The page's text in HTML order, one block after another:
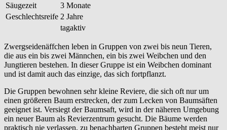
Säugezeit
3 Monate
Geschlechtsreife 2 Jahre
tagaktiv
Zwergseidenäffchen leben in Gruppen von zwei bis neun Tieren,
die aus ein bis zwei Männchen, ein bis zwei Weibchen und den
Jungtieren bestehen. In dieser Gruppe ist ein Weibchen dominant
und ist damit auch das einzige, das sich fortpflanzt.
Die Gruppen bewohnen sehr kleine Reviere, die sich oft nur um
einen größeren Baum erstrecken, der zum Lecken von Baumsäften
geeignet ist. Versiegt der Baumsaft, wird in der näheren Umgebung
ein neuer Baum als Revierzentrum gesucht. Die Bäume werden
praktisch nie verlassen, zu benachbarten Gruppen besteht meist nur